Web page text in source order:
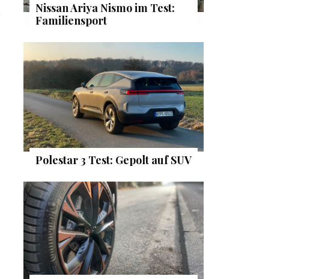
Nissan Ariya Nismo im Test:
Familiensport
Polestar 3 Test: Gepolt auf SUV